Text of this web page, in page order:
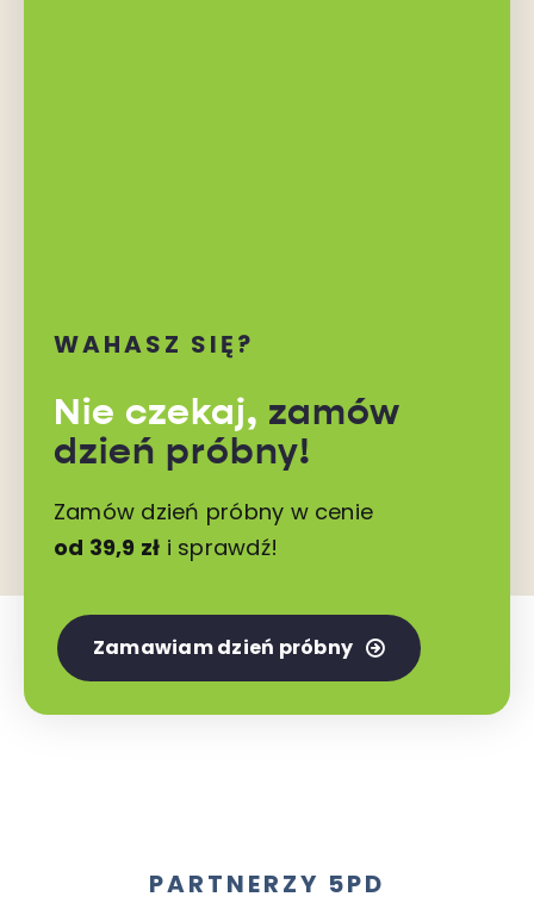
WAHASZ SIĘ?
Nie czekaj, zamów
dzień próbny!
Zamów dzień próbny w cenie
od 39,9 zł i sprawdź!
Zamawiam dzień próbny
PARTNERZY 5PD